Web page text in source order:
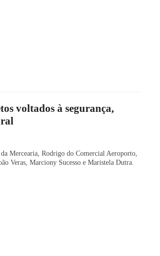
voltados à segurança,
Mercearia, Rodrigo do Comercial Aeroporto,
Veras, Marciony Sucesso e Maristela Dutra.